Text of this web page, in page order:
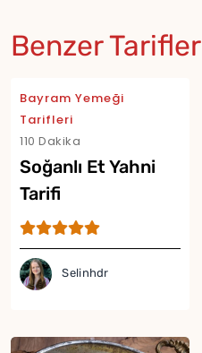
Benzer Tarifler
Bayram Yemeği
Tarifleri
110 Dakika
Soğanlı Et Yahni
Tarifi
Selinhdr